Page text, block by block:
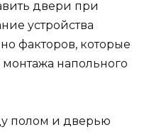
двери при
устройства
факторов, которые
напольного
полом и дверью